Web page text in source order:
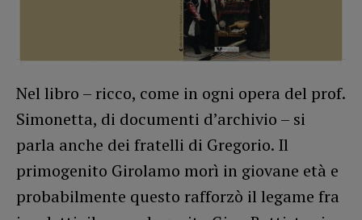
Nel libro – ricco, come in ogni opera del prof.
Simonetta, di documenti d’archivio – si
parla anche dei fratelli di Gregorio. Il
primogenito Girolamo morì in giovane età e
probabilmente questo rafforzò il legame fra